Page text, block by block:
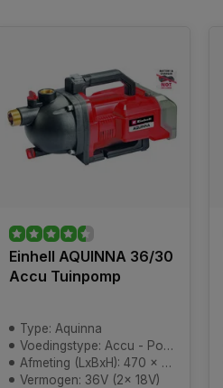
Einhell AQUINNA 36/30
Accu Tuinpomp
Type: Aquinna
Voedingstype: Accu - Power-X-Change
Afmeting (LxBxH): 470 x 282 x 287 mm
Vermogen: 36V (2x 18V)